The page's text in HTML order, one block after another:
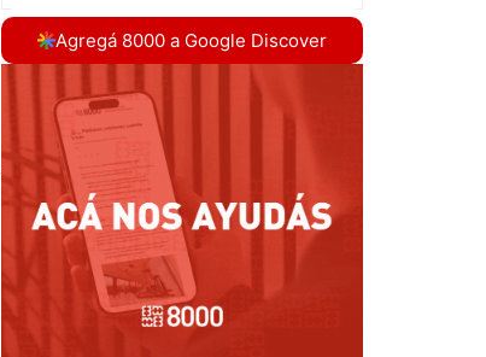
Agregá 8000 a Google Discover